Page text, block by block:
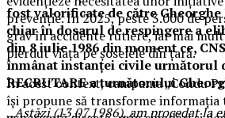
fost valorificate de către
chiar în dosarul de respingere a
din 8 iulie 1986 din moment ce,
înmânat instanței civile următorul
RECRUTARE a turnătorului
,,Astăzi (13.07.1986), am procedat la
prevenție. În 2025, peste 3.000 de
grav în accidente rutiere, iar mai
pierdut viața pe șoselele din țară.
În acest context, campania „Condu
își propune să transforme